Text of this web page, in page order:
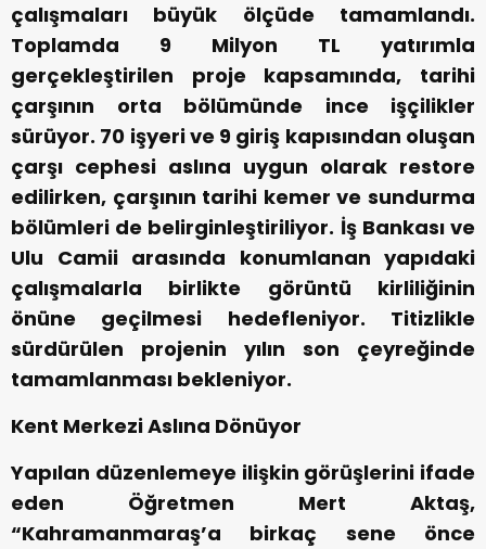
çalışmaları büyük ölçüde tamamlandı.
Toplamda 9 Milyon TL yatırımla
gerçekleştirilen proje kapsamında, tarihi
çarşının orta bölümünde ince işçilikler
sürüyor. 70 işyeri ve 9 giriş kapısından oluşan
çarşı cephesi aslına uygun olarak restore
edilirken, çarşının tarihi kemer ve sundurma
bölümleri de belirginleştiriliyor. İş Bankası ve
Ulu Camii arasında konumlanan yapıdaki
çalışmalarla birlikte görüntü kirliliğinin
önüne geçilmesi hedefleniyor. Titizlikle
sürdürülen projenin yılın son çeyreğinde
tamamlanması bekleniyor.
Kent Merkezi Aslına Dönüyor
Yapılan düzenlemeye ilişkin görüşlerini ifade
eden Öğretmen Mert Aktaş,
“Kahramanmaraş’a birkaç sene önce